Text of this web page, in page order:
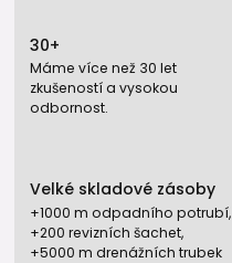
30+
Máme více než 30 let
zkušeností a vysokou
odbornost.
Velké skladové zásoby
+1000 m odpadního potrubí,
+200 revizních šachet,
+5000 m drenážních trubek